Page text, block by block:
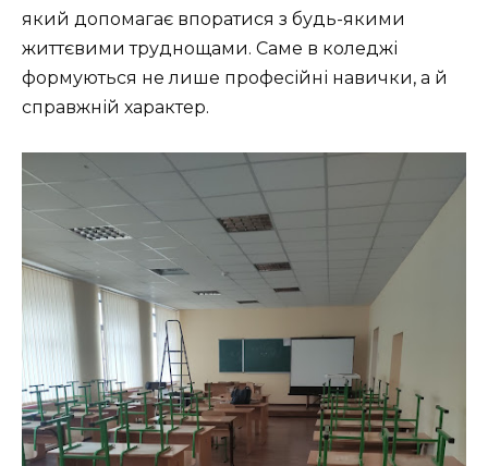
який допомагає впоратися з будь-якими
життєвими труднощами. Саме в коледжі
формуються не лише професійні навички, а й
справжній характер.